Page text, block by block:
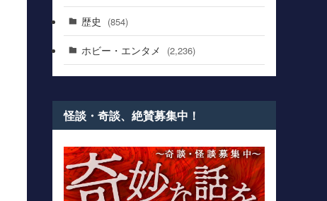
歴史 (854)
ホビー・エンタメ (2,236)
怪談・奇談、絶賛募集中！